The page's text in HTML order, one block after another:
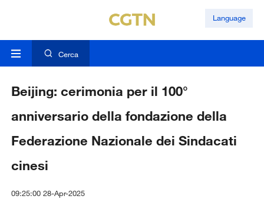
Language
Cerca
Beijing: cerimonia per il 100°
anniversario della fondazione della
Federazione Nazionale dei Sindacati
cinesi
09:25:00 28-Apr-2025